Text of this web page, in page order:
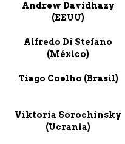
Andrew Davidhazy
(EEUU)
Alfredo Di Stefano
(México)
Tiago Coelho (Brasil)
Viktoria Sorochinsky
(Ucrania)